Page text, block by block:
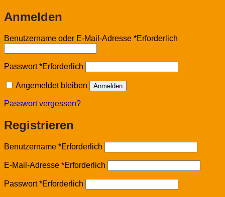
Anmelden
Benutzername oder E-Mail-Adresse *Erforderlich
Passwort*Erforderlich
Angemeldet bleiben Anmelden
Passwort vergessen?
Registrieren
Benutzername *Erforderlich
E-Mail-Adresse *Erforderlich
Passwort*Erforderlich